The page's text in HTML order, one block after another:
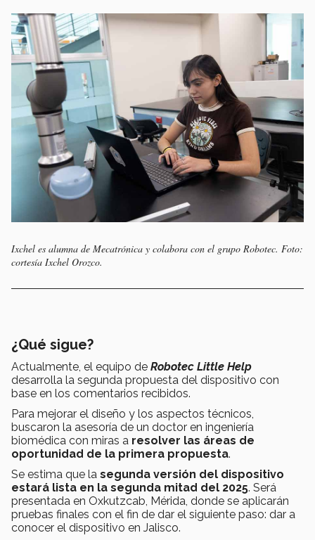
Ixchel es alumna de Mecatrónica y colabora con el grupo Robotec. Foto:
cortesía Ixchel Orozco.
¿Qué sigue?
Actualmente, el equipo de Robotec Little Help
desarrolla la segunda propuesta del dispositivo con
base en los comentarios recibidos.
Para mejorar el diseño y los aspectos técnicos,
buscaron la asesoría de un doctor en ingeniería
biomédica con miras a resolver las áreas de
oportunidad de la primera propuesta.
Se estima que la segunda versión del dispositivo
estará lista en la segunda mitad del 2025. Será
presentada en Oxkutzcab, Mérida, donde se aplicarán
pruebas finales con el fin de dar el siguiente paso: dar a
conocer el dispositivo en Jalisco.